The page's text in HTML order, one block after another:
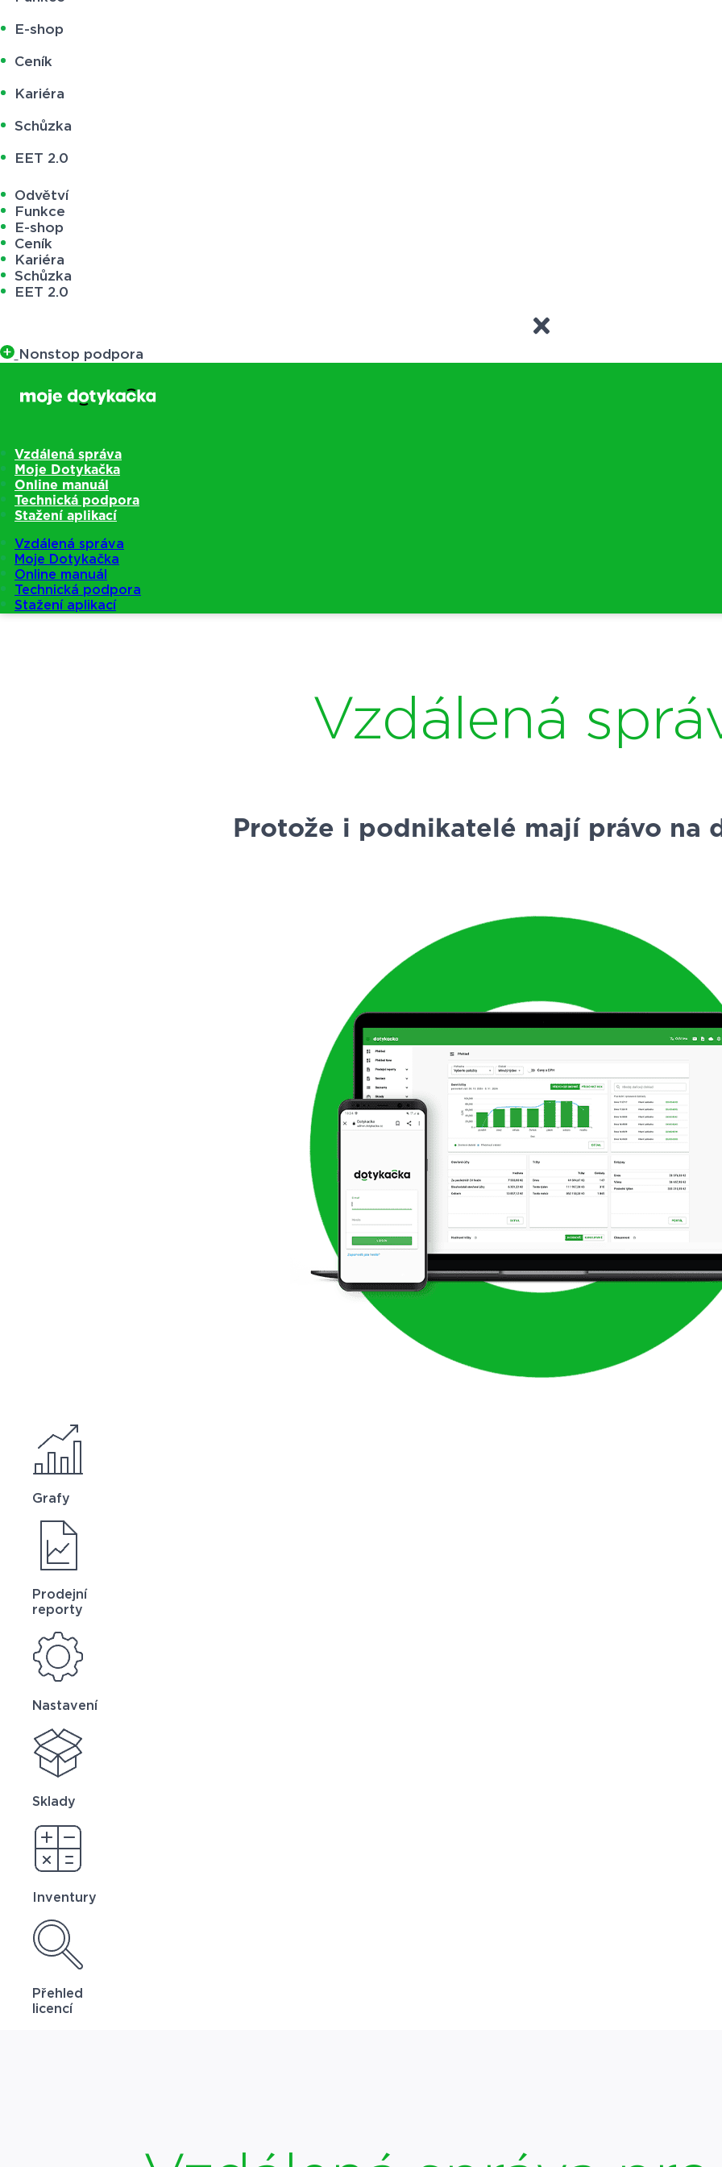
E-shop
Ceník
Kariéra
Schůzka
EET 2.0
Odvětví
Funkce
E-shop
Ceník
Kariéra
Schůzka
EET 2.0
Nonstop podpora
Vzdálená správa
Moje Dotykačka
Online manuál
Technická podpora
Stažení aplikací
Vzdálená správa
Moje Dotykačka
Online manuál
Technická podpora
Stažení aplikací
Vzdálená
Protože i podnikatelé mají právo na
Grafy
Prodejní
reporty
Nastavení
Sklady
Inventury
Přehled
licencí